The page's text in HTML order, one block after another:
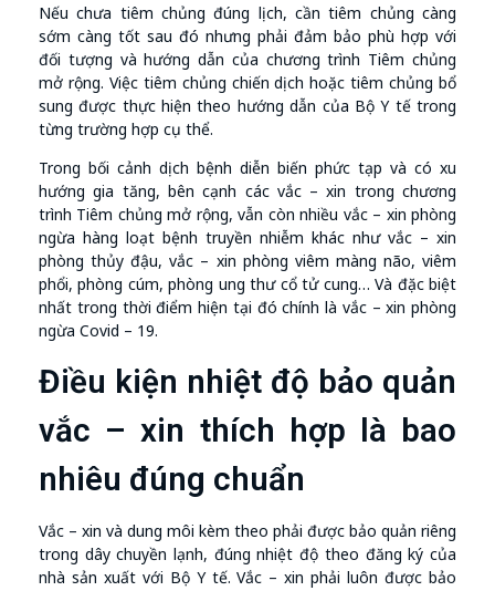
Nếu chưa tiêm chủng đúng lịch, cần tiêm chủng càng
sớm càng tốt sau đó nhưng phải đảm bảo phù hợp với
đối tượng và hướng dẫn của chương trình Tiêm chủng
mở rộng. Việc tiêm chủng chiến dịch hoặc tiêm chủng bổ
sung được thực hiện theo hướng dẫn của Bộ Y tế trong
từng trường hợp cụ thể.
Trong bối cảnh dịch bệnh diễn biến phức tạp và có xu
hướng gia tăng, bên cạnh các vắc – xin trong chương
trình Tiêm chủng mở rộng, vẫn còn nhiều vắc – xin phòng
ngừa hàng loạt bệnh truyền nhiễm khác như vắc – xin
phòng thủy đậu, vắc – xin phòng viêm màng não, viêm
phổi, phòng cúm, phòng ung thư cổ tử cung… Và đặc biệt
nhất trong thời điểm hiện tại đó chính là vắc – xin phòng
ngừa Covid – 19.
Điều kiện nhiệt độ bảo quản
vắc – xin thích hợp là bao
nhiêu đúng chuẩn
Vắc – xin và dung môi kèm theo phải được bảo quản riêng
trong dây chuyền lạnh, đúng nhiệt độ theo đăng ký của
nhà sản xuất với Bộ Y tế. Vắc – xin phải luôn được bảo